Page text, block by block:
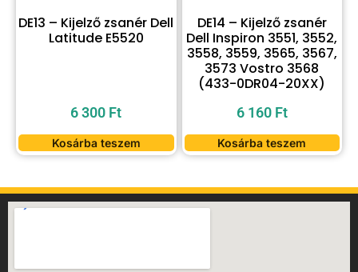
DE13 – Kijelző zsanér Dell
Latitude E5520
6 300 Ft
Kosárba teszem
DE14 – Kijelző zsanér
Dell Inspiron 3551, 3552,
3558, 3559, 3565, 3567,
3573 Vostro 3568
(433-0DR04-20XX)
6 160 Ft
Kosárba teszem